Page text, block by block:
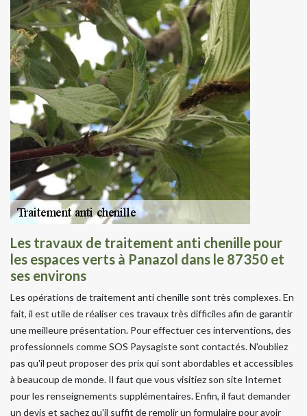
Les travaux de traitement anti chenille pour
les espaces verts à Panazol dans le 87350 et
ses environs
Les opérations de traitement anti chenille sont très complexes. En
fait, il est utile de réaliser ces travaux très difficiles afin de garantir
une meilleure présentation. Pour effectuer ces interventions, des
professionnels comme SOS Paysagiste sont contactés. N'oubliez
pas qu'il peut proposer des prix qui sont abordables et accessibles
à beaucoup de monde. Il faut que vous visitiez son site Internet
pour les renseignements supplémentaires. Enfin, il faut demander
un devis et sachez qu'il suffit de remplir un formulaire pour avoir